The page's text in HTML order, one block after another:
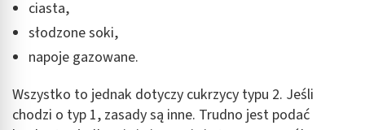
ciasta,
słodzone soki,
napoje gazowane.
Wszystko to jednak dotyczy cukrzycy typu 2. Jeśli
chodzi o typ 1, zasady są inne. Trudno jest podać